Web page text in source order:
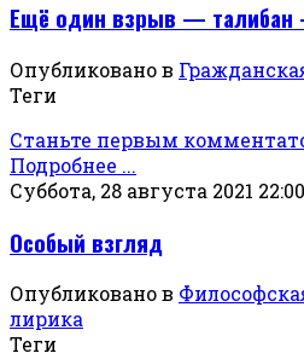
Ещё один взрыв — талибан
Опубликовано в
Теги
Станьте первым
Подробнее ...
Суббота, 28 августа 2021 22:00
Особый взгляд
Опубликовано в
лирика
Теги